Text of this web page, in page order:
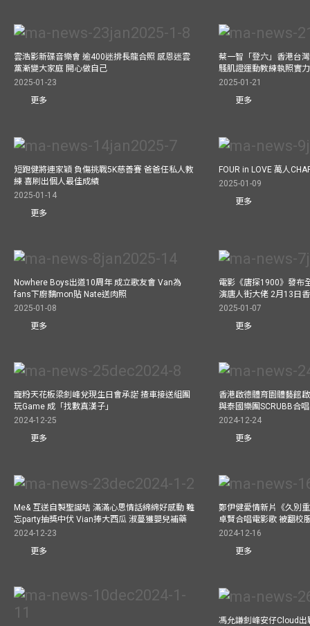
雲浩影新碟音樂會 逾400迷排長龍合照 感恩迷雲
黨漸變大家庭 開心做自己
2025-01-23
更多
蔡一智「登六」香港台
騷肌證運動教練執照實
2025-01-21
更多
短跑健將連家穎 負傷挑戰5K慈善賽 爸爸任私人教
練 喜刷出個人最佳成績
2025-01-14
更多
FOUR in LOVE 萬人
2025-01-09
更多
Nowhere Boys出道10周年 成立歌友會 Van為
fans下廚黐mon貼 Nate送肉照
2025-01-08
更多
電影《唐探1900》發布
演唐人街大佬 2月13日
2025-01-07
更多
寵粉天花板梁釗峰兌現生日會承諾 揸車接送組團
玩Game 成「找數真漢子」
2024-12-25
更多
香港啟德體育園體藝館
與泰國樂團SCRUBB合
2024-12-24
更多
Me& 互送自製聖誕咭 滿滿心思情話綿綿好感動 難
忘party抽獎中伏 Vian捧大西瓜 淑蔓獲嬰兒補藥
2024-12-23
更多
鄭伊健愛情新片《久別
卓賢合唱電影歌 被翻校
2024-12-16
更多
馮允謙釗峰安仔Cloud